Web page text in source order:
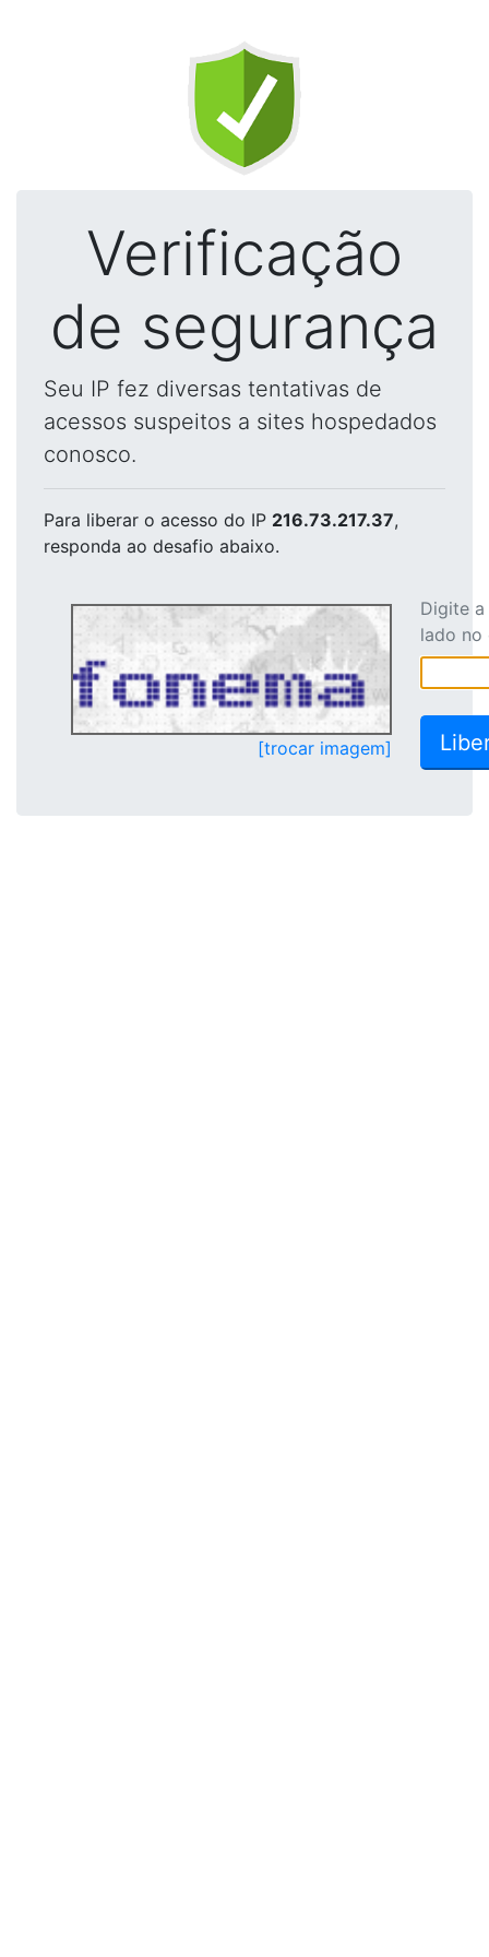
Verificação
de segurança
Seu IP fez diversas tentativas de
acessos suspeitos a sites hospedados
conosco.
Para liberar o acesso do IP 216.73.217.37,
responda ao desafio abaixo.
[trocar imagem]
Digite
lado no